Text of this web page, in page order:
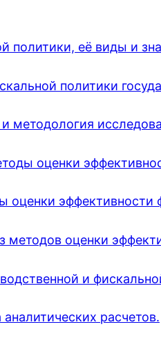
политики, её виды и
политики
методология
оценки
оценки эффективности
методов оценки
и
расчетов.